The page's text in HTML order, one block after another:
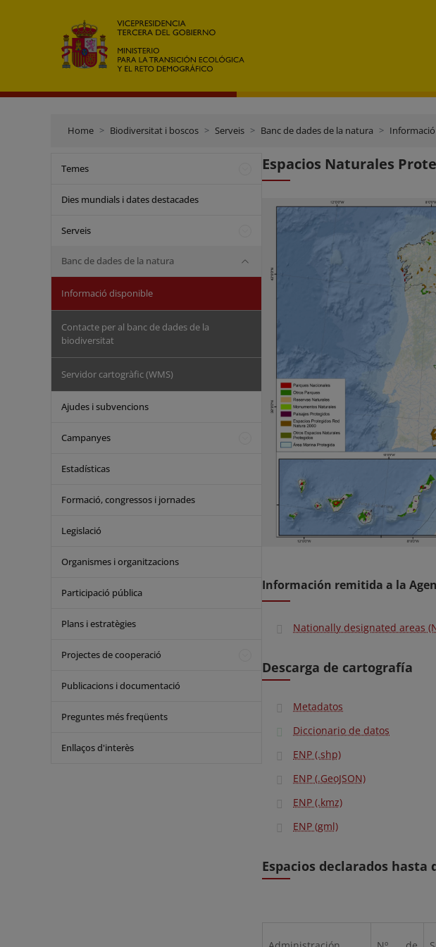
Home Biodiversitat i boscos Serveis Banc de dades de la natura
Temes
Dies mundials i dates destacades
Serveis
Banc de dades de la natura
Informació disponible
Contacte per al banc de dades de la
biodiversitat
Servidor cartogràfic (WMS)
Ajudes i subvencions
Campanyes
Estadísticas
Formació, congressos i jornades
Legislació
Organismes i organitzacions
Participació pública
Plans i estratègies
Projectes de cooperació
Publicacions i documentació
Preguntes més freqüents
Enllaços d'interès
Espacios Naturales
Información remitida a la
Nationally designated areas
Descarga de cartografía
Metadatos
Diccionario de datos
ENP (.shp)
ENP (.GeoJSON)
ENP (.kmz)
ENP (gml)
Espacios declarados hasta